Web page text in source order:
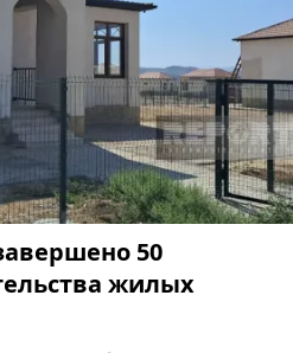
50
жилых